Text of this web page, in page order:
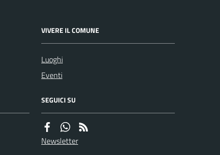
VIVERE IL COMUNE
Luoghi
Eventi
SEGUICI SU
Newsletter